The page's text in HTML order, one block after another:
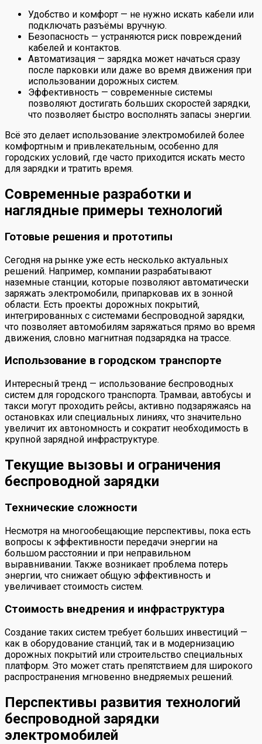
Удобство и комфорт — не нужно искать кабели или
подключать разъёмы вручную.
Безопасность — устраняются риск повреждений
кабелей и контактов.
Автоматизация — зарядка может начаться сразу
после парковки или даже во время движения при
использовании дорожных систем.
Эффективность — современные системы
позволяют достигать больших скоростей зарядки,
что позволяет быстро восполнять запасы энергии.
Всё это делает использование электромобилей более
комфортным и привлекательным, особенно для
городских условий, где часто приходится искать место
для зарядки и тратить время.
Современные разработки и
наглядные примеры технологий
Готовые решения и прототипы
Сегодня на рынке уже есть несколько актуальных
решений. Например, компании разрабатывают
наземные станции, которые позволяют автоматически
заряжать электромобили, припарковав их в зонной
области. Есть проекты дорожных покрытий,
интегрированных с системами беспроводной зарядки,
что позволяет автомобилям заряжаться прямо во время
движения, словно магнитная подзарядка на трассе.
Использование в городском транспорте
Интересный тренд — использование беспроводных
систем для городского транспорта. Трамваи, автобусы и
такси могут проходить рейсы, активно подзаряжаясь на
остановках или специальных линиях, что значительно
увеличит их автономность и сократит необходимость в
крупной зарядной инфраструктуре.
Текущие вызовы и ограничения
беспроводной зарядки
Технические сложности
Несмотря на многообещающие перспективы, пока есть
вопросы к эффективности передачи энергии на
большом расстоянии и при неправильном
выравнивании. Также возникает проблема потерь
энергии, что снижает общую эффективность и
увеличивает стоимость систем.
Стоимость внедрения и инфраструктура
Создание таких систем требует больших инвестиций —
как в оборудование станций, так и в модернизацию
дорожных покрытий или строительство специальных
платформ. Это может стать препятствием для широкого
распространения мгновенно внедряемых решений.
Перспективы развития технологий
беспроводной зарядки
электромобилей